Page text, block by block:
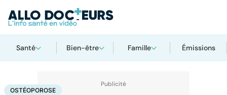
Santé Bien-être Famille Émissions
AccueilSantéOstéoporose
OSTÉOPOROSE